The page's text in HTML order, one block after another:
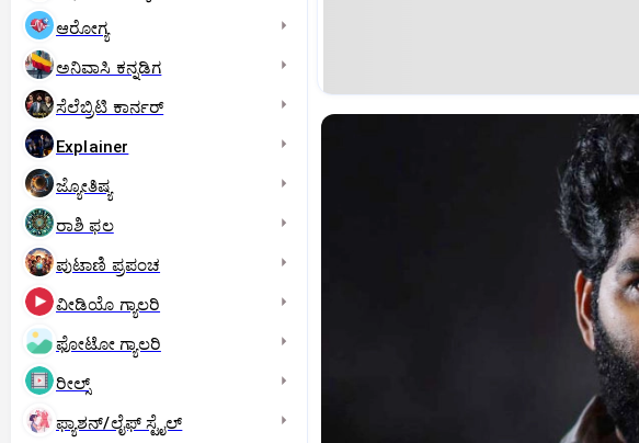
ಆರೋಗ್ಯ
ಅನಿವಾಸಿ ಕನ್ನಡಿಗ
ಸೆಲೆಬ್ರಿಟಿ ಕಾರ್ನರ್‌
Explainer
ಜ್ಯೋತಿಷ್ಯ
ರಾಶಿ ಫಲ
ಪುಟಾಣಿ ಪ್ರಪಂಚ
ವೀಡಿಯೊ ಗ್ಯಾಲರಿ
ಫೋಟೋ ಗ್ಯಾಲರಿ
ರೀಲ್ಸ್
ಫ್ಯಾಶನ್/ಲೈಫ್‌ ಸ್ಟೈಲ್